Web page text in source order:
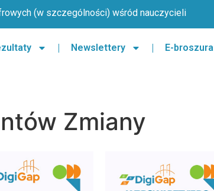
(w szczególności) wśród nauczycieli
Newslettery E-broszura
Zmiany